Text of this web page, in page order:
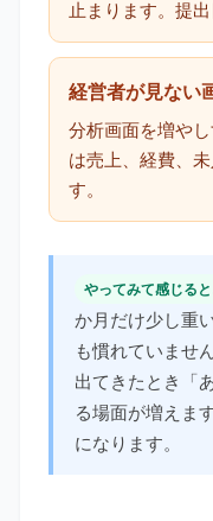
止まります。提
経営者が見ない
分析画面を増や
は売上、経費、
す。
やってみて感じる
か月だけ少し重
も慣れていませ
出てきたとき「
る場面が増えま
になります。